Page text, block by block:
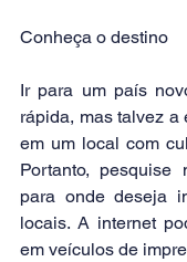
Conheça o destino
Ir para um país
rápida, mas talvez
em um local com
Portanto, pesquise
para onde deseja
locais. A internet
em veículos de